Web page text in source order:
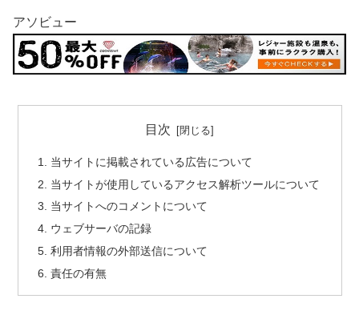
アソビュー
目次
当サイトに掲載されている広告について
当サイトが使用しているアクセス解析ツールについて
当サイトへのコメントについて
ウェブサーバの記録
利用者情報の外部送信について
責任の有無